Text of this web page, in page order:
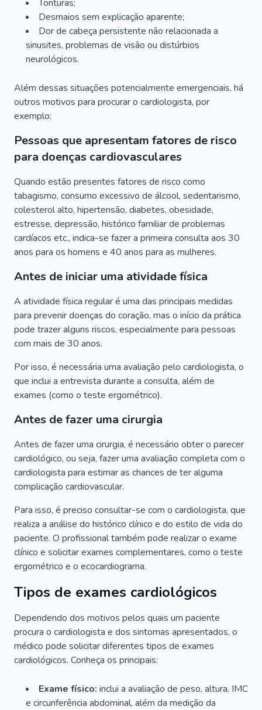
Tonturas;
Desmaios sem explicação aparente;
Dor de cabeça persistente não relacionada a
sinusites, problemas de visão ou distúrbios
neurológicos.
Além dessas situações potencialmente emergenciais, há
outros motivos para procurar o cardiologista, por
exemplo:
Pessoas que apresentam fatores de risco
para doenças cardiovasculares
Quando estão presentes fatores de risco como
tabagismo, consumo excessivo de álcool, sedentarismo,
colesterol alto, hipertensão, diabetes, obesidade,
estresse, depressão, histórico familiar de problemas
cardíacos etc., indica-se fazer a primeira consulta aos 30
anos para os homens e 40 anos para as mulheres.
Antes de iniciar uma atividade física
A atividade física regular é uma das principais medidas
para prevenir doenças do coração, mas o início da prática
pode trazer alguns riscos, especialmente para pessoas
com mais de 30 anos.
Por isso, é necessária uma avaliação pelo cardiologista, o
que inclui a entrevista durante a consulta, além de
exames (como o teste ergométrico).
Antes de fazer uma cirurgia
Antes de fazer uma cirurgia, é necessário obter o parecer
cardiológico, ou seja, fazer uma avaliação completa com o
cardiologista para estimar as chances de ter alguma
complicação cardiovascular.
Para isso, é preciso consultar-se com o cardiologista, que
realiza a análise do histórico clínico e do estilo de vida do
paciente. O profissional também pode realizar o exame
clínico e solicitar exames complementares, como o teste
ergométrico e o ecocardiograma.
Tipos de exames cardiológicos
Dependendo dos motivos pelos quais um paciente
procura o cardiologista e dos sintomas apresentados, o
médico pode solicitar diferentes tipos de exames
cardiológicos. Conheça os principais:
Exame físico: inclui a avaliação de peso, altura, IMC
e circunferência abdominal, além da medição da